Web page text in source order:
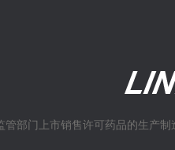
部门上市销售许可药品的生产制